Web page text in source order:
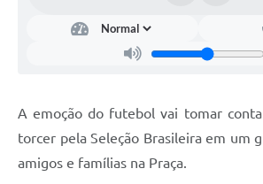
Contas Públicas
Telefones Úteis
A emoção do futebol vai tomar
torcer pela Seleção Brasileira em um
amigos e famílias na Praça.